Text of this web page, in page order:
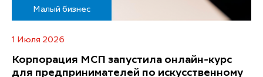
Малый бизнес
1 Июля 2026
Корпорация МСП запустила онлайн-курс
для предпринимателей по искусственному